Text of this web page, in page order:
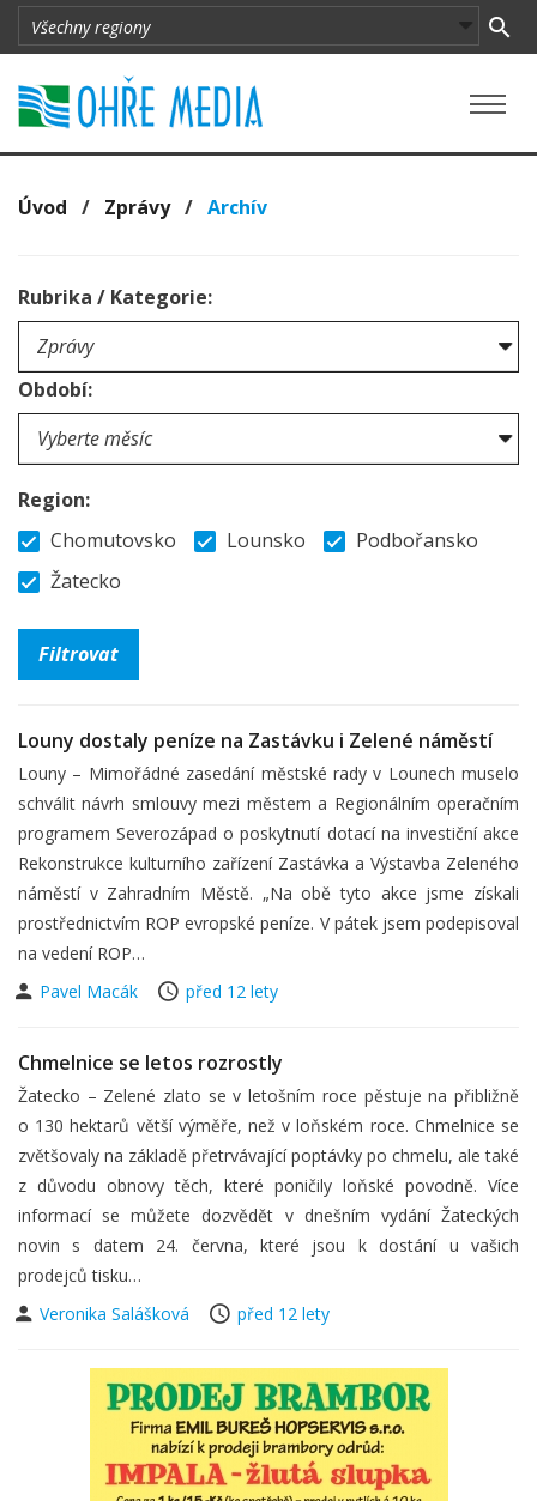
Úvod / Zprávy/ Archív
Rubrika / Kategorie:
Období:
Region:
Chomutovsko
Lounsko
Podbořansko
Žatecko
Louny dostaly peníze na Zastávku i Zelené náměstí
Louny – Mimořádné zasedání městské rady v Lounech muselo
schválit návrh smlouvy mezi městem a Regionálním operačním
programem Severozápad o poskytnutí dotací na investiční akce
Rekonstrukce kulturního zařízení Zastávka a Výstavba Zeleného
náměstí v Zahradním Městě. „Na obě tyto akce jsme získali
prostřednictvím ROP evropské peníze. V pátek jsem podepisoval
na vedení ROP…
Pavel Macák
před 12 lety
Chmelnice se letos rozrostly
Žatecko – Zelené zlato se v letošním roce pěstuje na přibližně
o 130 hektarů větší výměře, než v loňském roce. Chmelnice se
zvětšovaly na základě přetrvávající poptávky po chmelu, ale také
z důvodu obnovy těch, které poničily loňské povodně. Více
informací se můžete dozvědět v dnešním vydání Žateckých
novin s datem 24. června, které jsou k dostání u vašich
prodejců tisku…
Veronika Salášková
před 12 lety